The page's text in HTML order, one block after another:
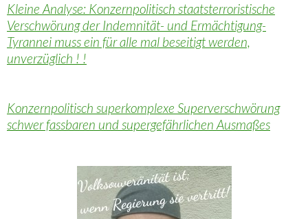
Kleine Analyse: Konzernpolitisch staatsterroristische
Verschwörung der Indemnität- und Ermächtigung-
Tyrannei muss ein für alle mal beseitigt werden,
unverzüglich ! !
Konzernpolitisch superkomplexe Superverschwörung
schwer fassbaren und supergefährlichen Ausmaßes